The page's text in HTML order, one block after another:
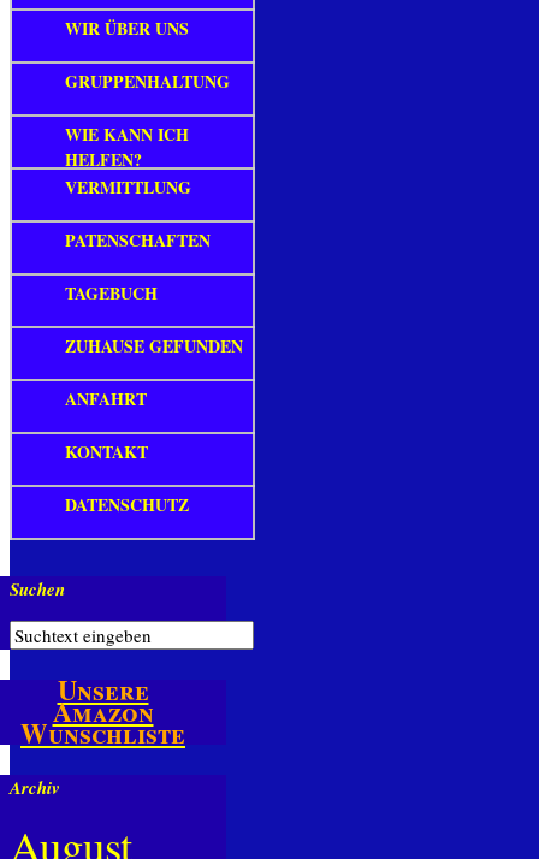
WIR ÜBER UNS
GRUPPENHALTUNG
WIE KANN ICH
HELFEN?
VERMITTLUNG
PATENSCHAFTEN
TAGEBUCH
ZUHAUSE GEFUNDEN
ANFAHRT
KONTAKT
DATENSCHUTZ
Suchen
Unsere
Amazon
Wunschliste
Archiv
August